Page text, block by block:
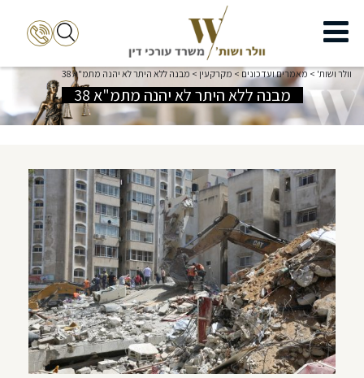
מבנה ללא היתר לא יהנה מתמ"א 38
וולר ושות' > מאמרים ועדכונים > מקרקעין > מבנה ללא היתר לא יהנה מתמ"א 38